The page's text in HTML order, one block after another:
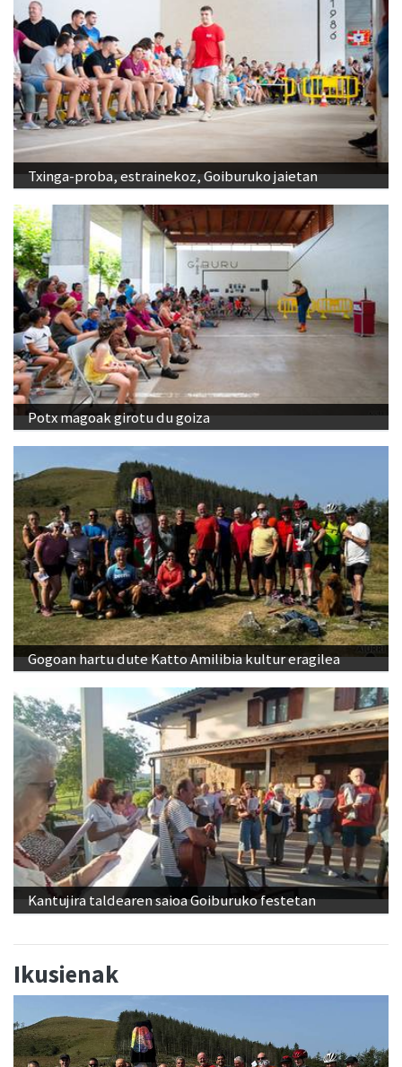
Txinga-proba, estrainekoz, Goiburuko jaietan
Potx magoak girotu du goiza
Gogoan hartu dute Katto Amilibia kultur eragilea
Kantujira taldearen saioa Goiburuko festetan
Ikusienak